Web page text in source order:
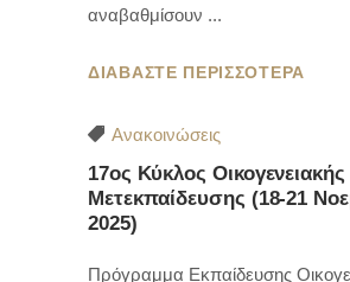
αναβαθμίσουν
ΔΙΑΒΑΣΤΕ ΠΕΡΙΣΣΟΤΕΡΑ
Ανακοινώσεις
17ος Κύκλος Οικογενειακής
Μετεκπαίδευσης (18-21
2025)
Πρόγραμμα Εκπαίδευσης